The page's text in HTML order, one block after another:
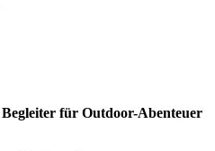
für Outdoor-Abenteuer